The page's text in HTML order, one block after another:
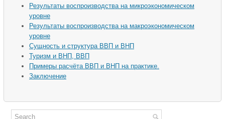
Результаты воспроизводства на микроэкономическом
уровне
Результаты воспроизводства на макроэкономическом
уровне
Сущность и структура ВВП и ВНП
Туризм и ВНП, ВВП
Примеры расчёта ВВП и ВНП на практике.
Заключение